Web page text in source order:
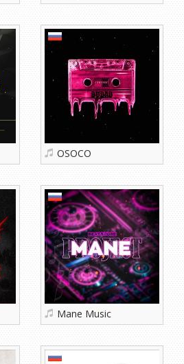
OSOCO
Mane Music